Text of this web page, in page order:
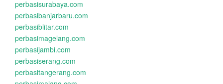
perbasisurabaya.com
perbasibanjarbaru.com
perbasiblitar.com
perbasimagelang.com
perbasijambi.com
perbasiserang.com
perbasitangerang.com